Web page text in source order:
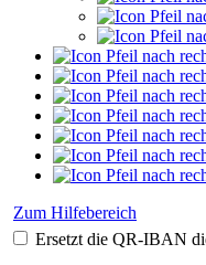
Zum Hilfebereich
Ersetzt die QR-IBAN